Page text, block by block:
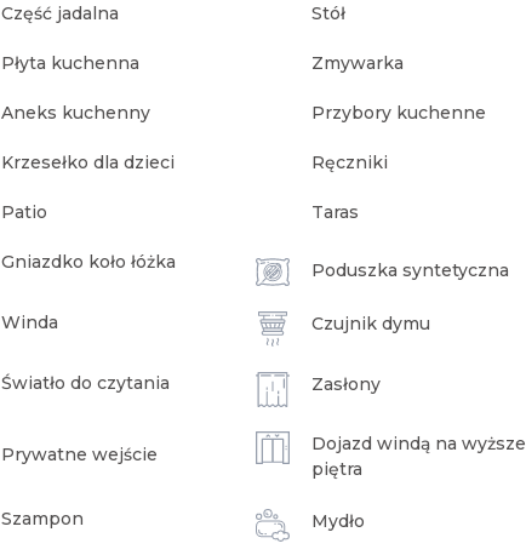
Część jadalna Stół
Płyta kuchenna Zmywarka
Aneks kuchenny Przybory kuchenne
Krzesełko dla dzieci Ręczniki
Patio Taras
Gniazdko koło łóżka Poduszka syntetyczna
Winda Czujnik dymu
Światło do czytania Zasłony
Prywatne wejście
Dojazd windą na wyższe
piętra
Szampon Mydło